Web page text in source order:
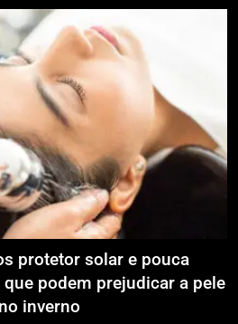
solar e pouca
prejudicar a peleLitoral